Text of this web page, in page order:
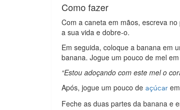
Como fazer
Com a caneta em mãos, escreva
a sua vida e dobre-o.
Em seguida, coloque a banana em
banana. Jogue um pouco de mel
“Estou adoçando com este mel o
Após, jogue um pouco de açúcar
Feche as duas partes da banana e